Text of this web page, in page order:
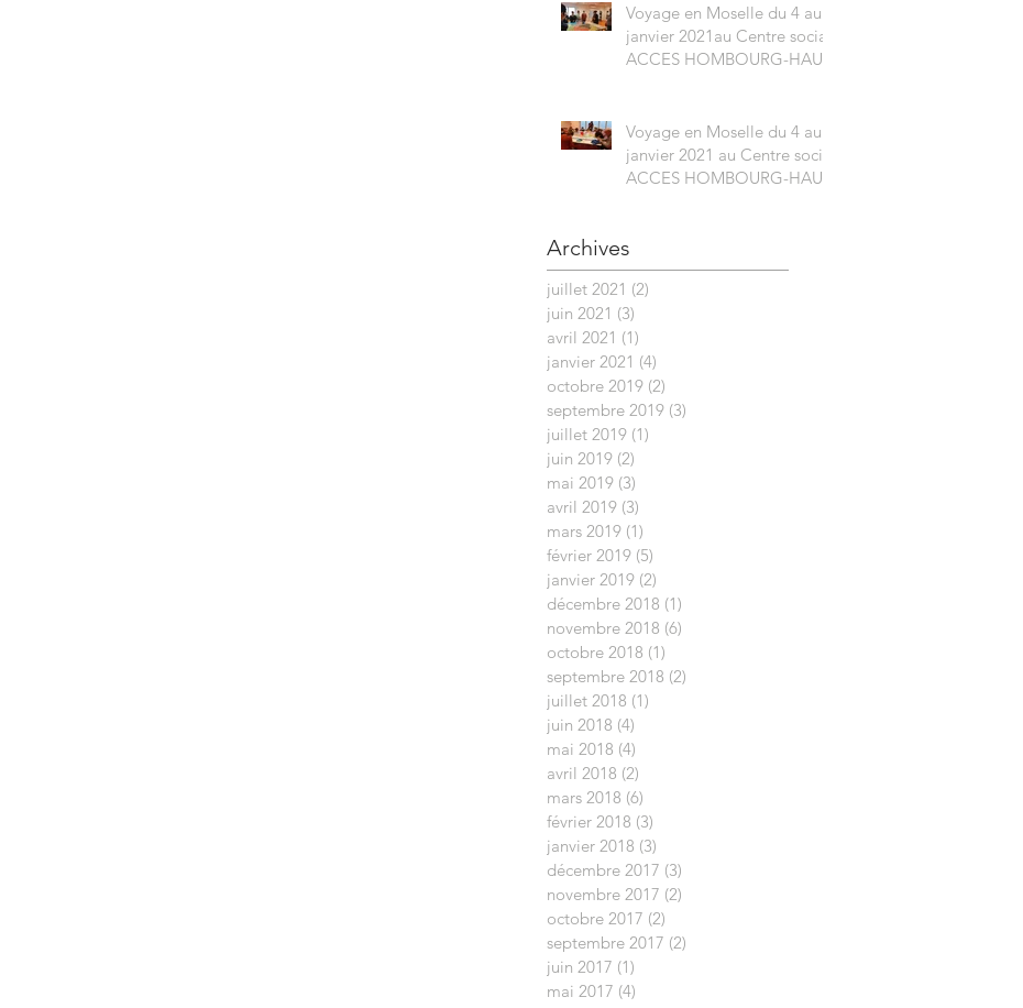
Voyage en Moselle du 4 au 8
janvier 2021au Centre social
ACCES HOMBOURG-HAUT
Voyage en Moselle du 4 au 8
janvier 2021 au Centre social
ACCES HOMBOURG-HAUT
Archives
juillet 2021 (2)
juin 2021 (3)
avril 2021 (1)
janvier 2021 (4)
octobre 2019 (2)
septembre 2019 (3)
juillet 2019 (1)
juin 2019 (2)
mai 2019 (3)
avril 2019 (3)
mars 2019 (1)
février 2019 (5)
janvier 2019 (2)
décembre 2018 (1)
novembre 2018 (6)
octobre 2018 (1)
septembre 2018 (2)
juillet 2018 (1)
juin 2018 (4)
mai 2018 (4)
avril 2018 (2)
mars 2018 (6)
février 2018 (3)
janvier 2018 (3)
décembre 2017 (3)
novembre 2017 (2)
octobre 2017 (2)
septembre 2017 (2)
juin 2017 (1)
mai 2017 (4)